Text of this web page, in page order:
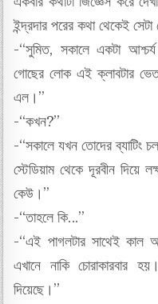
ইন্দ্রদার পরের কথা থেকেই
-“সুমিত, সকালে একটা
গোছের লোক এই ক্লাবটার
এল।”
-“কখন?”
-“সকালে যখন তোদের ব্যাটিং
স্টেডিয়াম থেকে দূরবীন দিয়ে
কেউ।”
-“তাহলে কি…”
-“এই পাগলটার সাথেই কাল
এখানে নাকি চোরাকারবার
দিয়েছে।”